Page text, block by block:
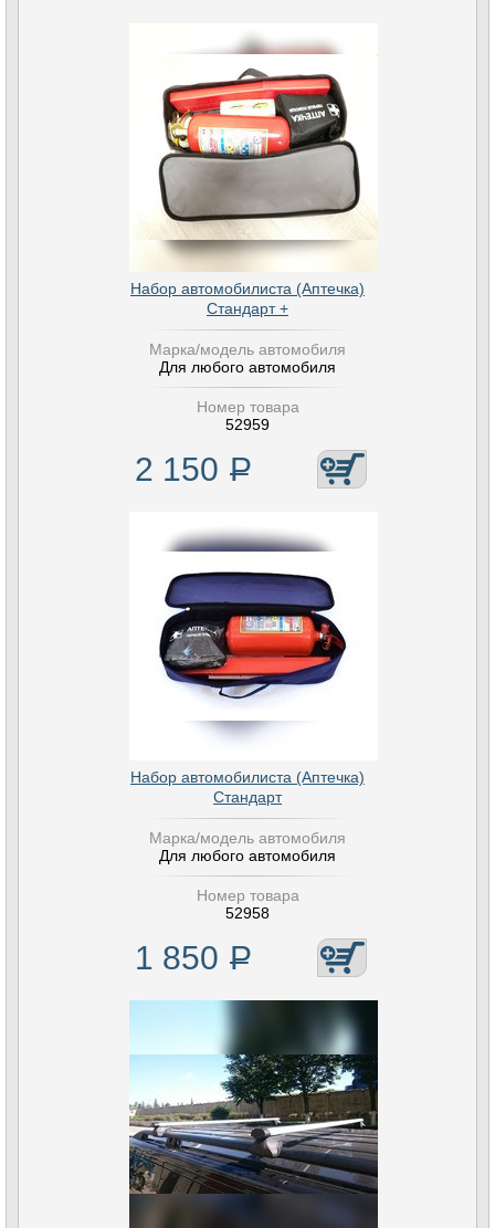
Набор автомобилиста (Аптечка)
Стандарт +
Марка/модель автомобиля
Для любого автомобиля
Номер товара
52959
2 150 Р
Набор автомобилиста (Аптечка)
Стандарт
Марка/модель автомобиля
Для любого автомобиля
Номер товара
52958
1 850 Р